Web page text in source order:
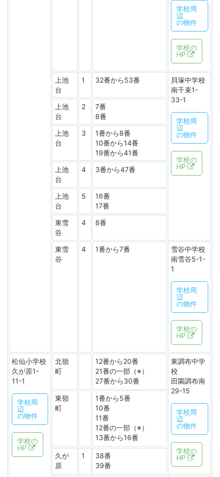
学校周
辺
の物件
学校の
HP
上池
台
1 32番から53番
貝塚中学校
南千束1-
33-1
学校周
辺
の物件
学校の
HP
上池
台
2
7番
8番
上池
台
3
1番から8番
10番から14番
19番から41番
上池
台
4 3番から47番
上池
台
5
16番
17番
東雪
谷
4 8番
東雪
谷
4 1番から7番
雪谷中学校
南雪谷5-1-
1
学校周
辺
の物件
学校の
HP
松仙小学校
久が原1-
11-1
学校周
辺
の物件
学校の
HP
北嶺
町
12番から20番
21番の一部（※）
27番から30番
東調布中学
校
田園調布南
29-15
学校周
辺
の物件
学校の
HP
東嶺
町
1番から5番
10番
11番
12番の一部（※）
13番から16番
久が
原
1
38番
39番